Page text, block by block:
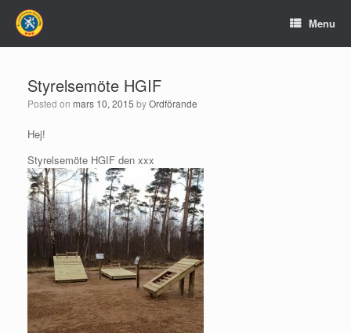
Menu
Styrelsemöte HGIF
Posted on mars 10, 2015 byOrdförande
Hej!
Styrelsemöte HGIF den xxx